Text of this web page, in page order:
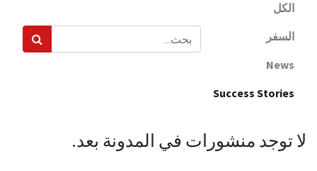
الكل
السفر
News
Success Stories
لا توجد منشورات في المدونة بعد.